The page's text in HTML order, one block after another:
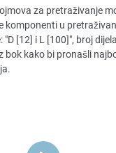
za pretraživanje
komponenti u
[12] i L [100]", broj
bok kako bi pronašli